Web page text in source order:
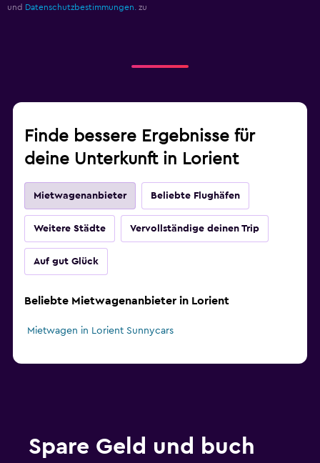
und Datenschutzbestimmungen. zu
Finde bessere Ergebnisse für
deine Unterkunft in Lorient
Mietwagenanbieter Beliebte Flughäfen
Weitere Städte Vervollständige deinen Trip
Auf gut Glück
Beliebte Mietwagenanbieter in Lorient
Mietwagen in Lorient Sunnycars
Spare Geld und buch